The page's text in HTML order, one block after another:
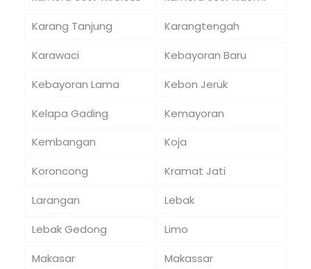
Karang Tanjung
Karangtengah
Karawaci
Kebayoran Baru
Kebayoran Lama
Kebon Jeruk
Kelapa Gading
Kemayoran
Kembangan
Koja
Koroncong
Kramat Jati
Larangan
Lebak
Lebak Gedong
Limo
Makasar
Makassar